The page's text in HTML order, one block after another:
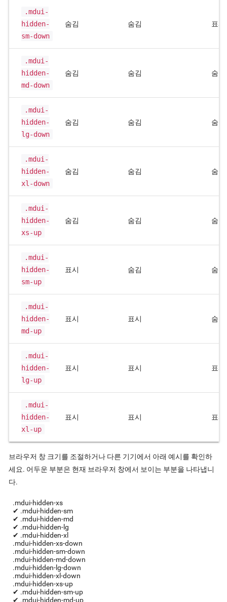
.mdui-
hidden-
sm-down
숨김 숨김 표시
.mdui-
hidden-
md-down
숨김 숨김 숨김
.mdui-
hidden-
lg-down
숨김 숨김 숨김
.mdui-
hidden-
xl-down
숨김 숨김 숨김
.mdui-
hidden-
xs-up
숨김 숨김 숨김
.mdui-
hidden-
sm-up
표시 숨김 숨김
.mdui-
hidden-
md-up
표시 표시 숨김
.mdui-
hidden-
lg-up
표시 표시 표시
.mdui-
hidden-
xl-up
표시 표시 표시
브라우저 창 크기를 조절하거나 다른 기기에서 아래 예시를 확인하
세요. 어두운 부분은 현재 브라우저 창에서 보이는 부분을 나타냅니
다.
.mdui-hidden-xs
✔ .mdui-hidden-sm
✔ .mdui-hidden-md
✔ .mdui-hidden-lg
✔ .mdui-hidden-xl
.mdui-hidden-xs-down
.mdui-hidden-sm-down
.mdui-hidden-md-down
.mdui-hidden-lg-down
.mdui-hidden-xl-down
.mdui-hidden-xs-up
✔ .mdui-hidden-sm-up
✔ .mdui-hidden-md-up